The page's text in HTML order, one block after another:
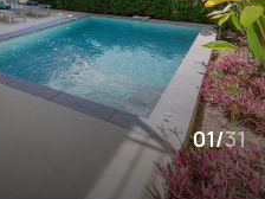
01/31